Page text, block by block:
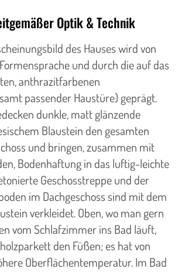
Optik & Technik
des Hauses wird von
und durch die auf das
anthrazitfarbenen
passender Haustüre) geprägt.
dunkle, matt glänzende
Blaustein den gesamten
und bringen, zusammen mit
Bodenhaftung in das luftig-leichte
Geschosstreppe und der
im Dachgeschoss sind mit dem
verkleidet. Oben, wo man gern
vom Schlafzimmer ins Bad läuft,
den Füßen; es hat von
Oberflächentemperatur. Im Bad